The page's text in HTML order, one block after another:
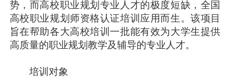
势，而高校职业规划专业人才的极度短缺，全国
高校职业规划师资格认证培训应用而生。该项目
旨在帮助各大高校培训一批能有效为大学生提供
高质量的职业规划教学及辅导的专业人才。
培训对象